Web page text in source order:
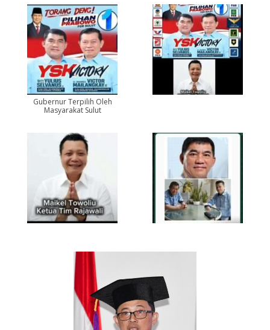
Gubernur Terpilih Oleh
Masyarakat Sulut